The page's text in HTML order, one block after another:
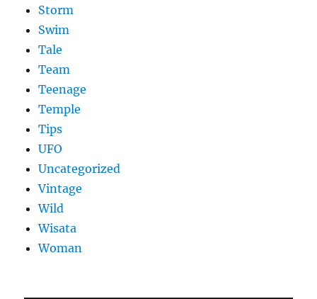
Storm
Swim
Tale
Team
Teenage
Temple
Tips
UFO
Uncategorized
Vintage
Wild
Wisata
Woman